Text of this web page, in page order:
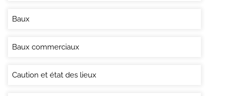
Baux
Baux commerciaux
Caution et état des lieux